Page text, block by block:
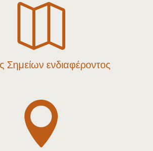

Σημείων ενδιαφέροντος
